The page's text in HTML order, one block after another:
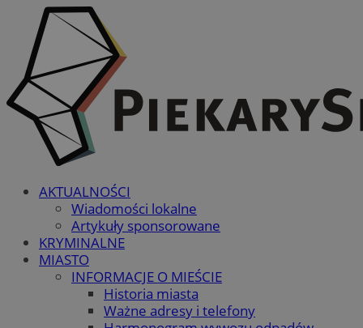
AKTUALNOŚCI
Wiadomości lokalne
Artykuły sponsorowane
KRYMINALNE
MIASTO
INFORMACJE O MIEŚCIE
Historia miasta
Ważne adresy i telefony